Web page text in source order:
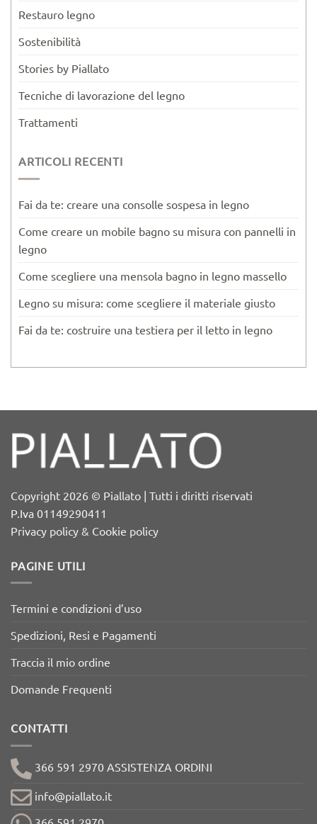
Restauro legno
Sostenibilità
Stories by Piallato
Tecniche di lavorazione del legno
Trattamenti
ARTICOLI RECENTI
Fai da te: creare una consolle sospesa in legno
Come creare un mobile bagno su misura con pannelli in
legno
Come scegliere una mensola bagno in legno massello
Legno su misura: come scegliere il materiale giusto
Fai da te: costruire una testiera per il letto in legno
Copyright 2026 © Piallato | Tutti i diritti riservati
P.Iva 01149290411
Privacy policy & Cookie policy
PAGINE UTILI
Termini e condizioni d’uso
Spedizioni, Resi e Pagamenti
Traccia il mio ordine
Domande Frequenti
CONTATTI
366 591 2970 ASSISTENZA ORDINI
info@piallato.it